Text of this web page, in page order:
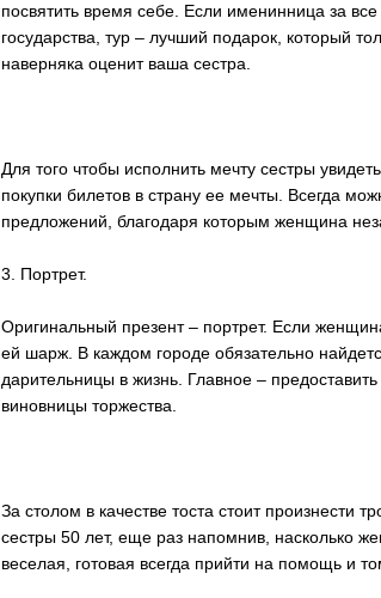
посвятить время себе. Если именинница за
государства, тур – лучший подарок, который
наверняка оценит ваша сестра.
Для того чтобы исполнить мечту сестры
покупки билетов в страну ее мечты. Всегда
предложений, благодаря которым женщина
3. Портрет.
Оригинальный презент – портрет. Если
ей шарж. В каждом городе обязательно
дарительницы в жизнь. Главное –
виновницы торжества.
За столом в качестве тоста стоит произнести
сестры 50 лет, еще раз напомнив, насколько
веселая, готовая всегда прийти на помощь и